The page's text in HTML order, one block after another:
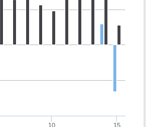
10 15